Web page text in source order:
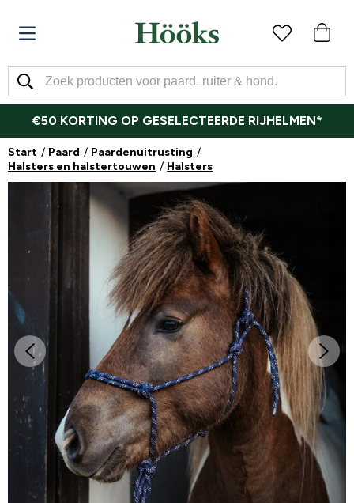
€50 KORTING OP GESELECTEERDE RIJHELMEN*
Start Paard
Paardenuitrusting
Halsters en halstertouwen
Halsters